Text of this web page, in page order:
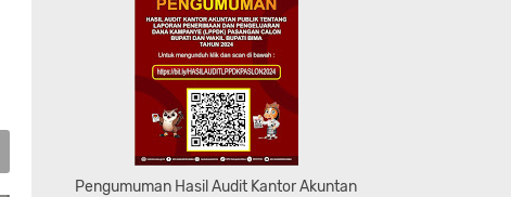
Pengumuman Hasil Audit Kantor Akuntan